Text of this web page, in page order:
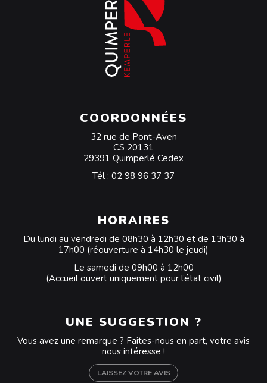
COORDONNÉES
32 rue de Pont-Aven
CS 20131
29391 Quimperlé Cedex
Tél : 02 98 96 37 37
HORAIRES
Du lundi au vendredi de 08h30 à 12h30 et de 13h30 à
17h00 (réouverture à 14h30 le jeudi)
Le samedi de 09h00 à 12h00
(Accueil ouvert uniquement pour l’état civil)
UNE SUGGESTION ?
Vous avez une remarque ? Faites-nous en part, votre avis
nous intéresse !
LAISSEZ VOTRE AVIS